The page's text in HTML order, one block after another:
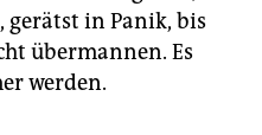
gerätst in Panik, bis
übermannen. Es
werden.